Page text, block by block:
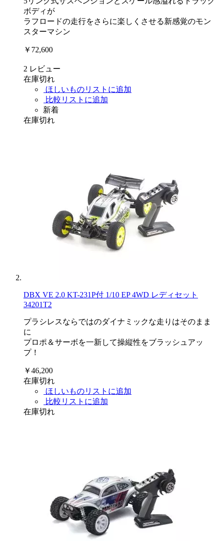
ボディが
ラフロードの走行をさらに楽しくさせる新感覚のモン
スターマシン
￥72,600
2 レビュー
在庫切れ
ほしいものリストに追加
比較リストに追加
新着
在庫切れ
DBX VE 2.0 KT-231P付 1/10 EP 4WD レディセット
34201T2
プラシレスならではのダイナミックな走りはそのまま
に
プロポ＆サーボを一新して操縦性をブラッシュアッ
プ！
￥46,200
在庫切れ
ほしいものリストに追加
比較リストに追加
在庫切れ